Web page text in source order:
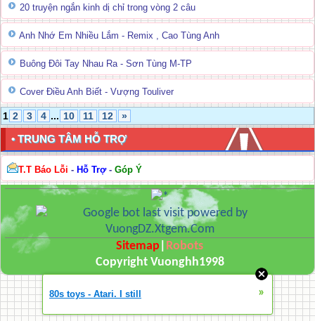
20 truyện ngắn kinh dị chỉ trong vòng 2 câu
Anh Nhớ Em Nhiều Lắm - Remix , Cao Tùng Anh
Buông Đôi Tay Nhau Ra - Sơn Tùng M-TP
Cover Điều Anh Biết - Vượng Touliver
1 2 3 4 ... 10 11 12 »
• TRUNG TÂM HỖ TRỢ
T.T Báo Lỗi - Hỗ Trợ- Góp Ý
Sitemap Robots
Copyright Vuonghh1998
80s toys - Atari. I still »